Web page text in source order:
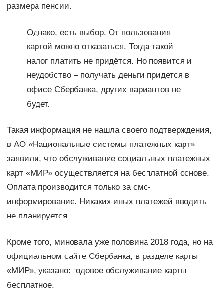
размера пенсии.
Однако, есть выбор. От пользования
картой можно отказаться. Тогда такой
налог платить не придётся. Но появится и
неудобство – получать деньги придется в
офисе Сбербанка, других вариантов не
будет.
Такая информация не нашла своего подтверждения,
в АО «Национальные системы платежных карт»
заявили, что обслуживание социальных платежных
карт «МИР» осуществляется на бесплатной основе.
Оплата производится только за смс-
информирование. Никаких иных платежей вводить
не планируется.
Кроме того, миновала уже половина 2018 года, но на
официальном сайте Сбербанка, в разделе карты
«МИР», указано: годовое обслуживание карты
бесплатное.